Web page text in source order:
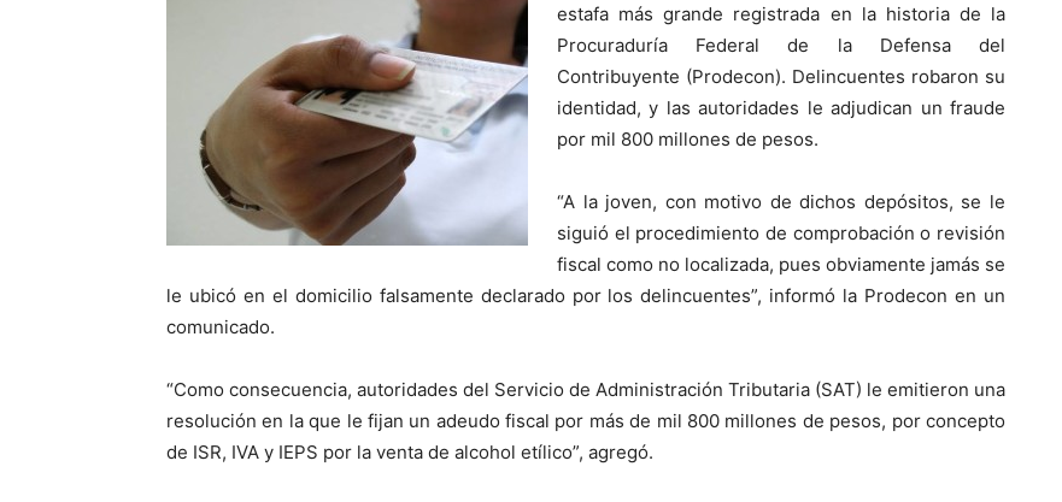
estafa más grande registrada en la historia de la
Procuraduría Federal de la Defensa del
Contribuyente (Prodecon). Delincuentes robaron su
identidad, y las autoridades le adjudican un fraude
por mil 800 millones de pesos.
“A la joven, con motivo de dichos depósitos, se le
siguió el procedimiento de comprobación o revisión
fiscal como no localizada, pues obviamente jamás se
le ubicó en el domicilio falsamente declarado por los delincuentes”, informó la Prodecon en un
comunicado.
“Como consecuencia, autoridades del Servicio de Administración Tributaria (SAT) le emitieron una
resolución en la que le fijan un adeudo fiscal por más de mil 800 millones de pesos, por concepto
de ISR, IVA y IEPS por la venta de alcohol etílico”, agregó.